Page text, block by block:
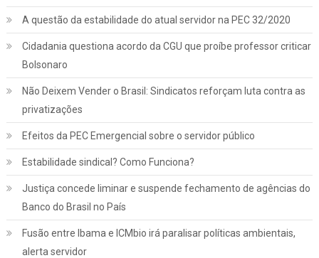
A questão da estabilidade do atual servidor na PEC 32/2020
Cidadania questiona acordo da CGU que proíbe professor criticar
Bolsonaro
Não Deixem Vender o Brasil: Sindicatos reforçam luta contra as
privatizações
Efeitos da PEC Emergencial sobre o servidor público
Estabilidade sindical? Como Funciona?
Justiça concede liminar e suspende fechamento de agências do
Banco do Brasil no País
Fusão entre Ibama e ICMbio irá paralisar políticas ambientais,
alerta servidor